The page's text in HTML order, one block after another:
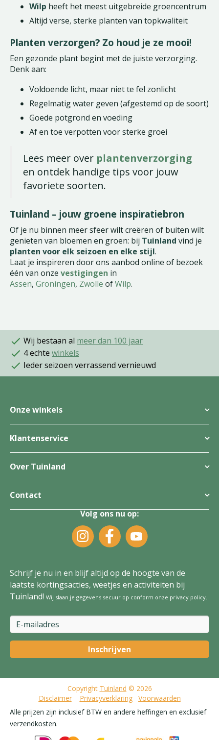
Wilp heeft het meest uitgebreide groencentrum
Altijd verse, sterke planten van topkwaliteit
Planten verzorgen? Zo houd je ze mooi!
Een gezonde plant begint met de juiste verzorging.
Denk aan:
Voldoende licht, maar niet te fel zonlicht
Regelmatig water geven (afgestemd op de soort)
Goede potgrond en voeding
Af en toe verpotten voor sterke groei
Lees meer over plantenverzorging
en ontdek handige tips voor jouw
favoriete soorten.
Tuinland – jouw groene inspiratiebron
Of je nu binnen meer sfeer wilt creëren of buiten wilt
genieten van bloemen en groen: bij Tuinland vind je
planten voor elk seizoen en elke stijl.
Laat je inspireren door ons aanbod online of bezoek
één van onze vestigingen in
Assen, Groningen, Zwolle ofWilp.
Wij bestaan al meer dan 100 jaar
4 echte winkels
Ieder seizoen verrassend vernieuwd
Onze winkels
Klantenservice
Over Tuinland
Contact
Volg ons nu op:
Schrijf je nu in en blijf altijd op de hoogte van de
laatste kortingsacties, weetjes en activiteiten bij
Tuinland! Wij slaan je gegevens secuur op conform onze privacy policy
Copyright Tuinland © 2026
Disclaimer
Privacyverklaring
Voorwaarden
Alle prijzen zijn inclusief BTW en andere heffingen en exclusief
verzendkosten.